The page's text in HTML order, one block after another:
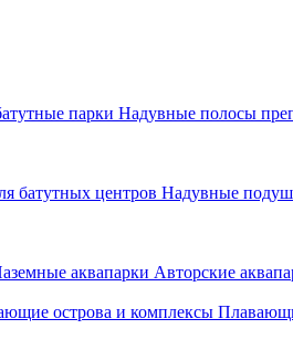
парки Надувные полосы
батутных центров Надувные
аквапарки Авторские
острова и комплексы